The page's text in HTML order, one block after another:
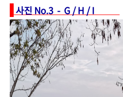
사진 No.3 - G / H / I